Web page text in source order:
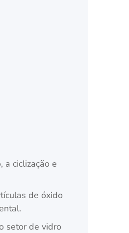
a ciclização e
de óxido
setor de vidro